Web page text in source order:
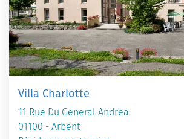
Villa Charlotte
11 Rue Du General Andrea
01100 - Arbent